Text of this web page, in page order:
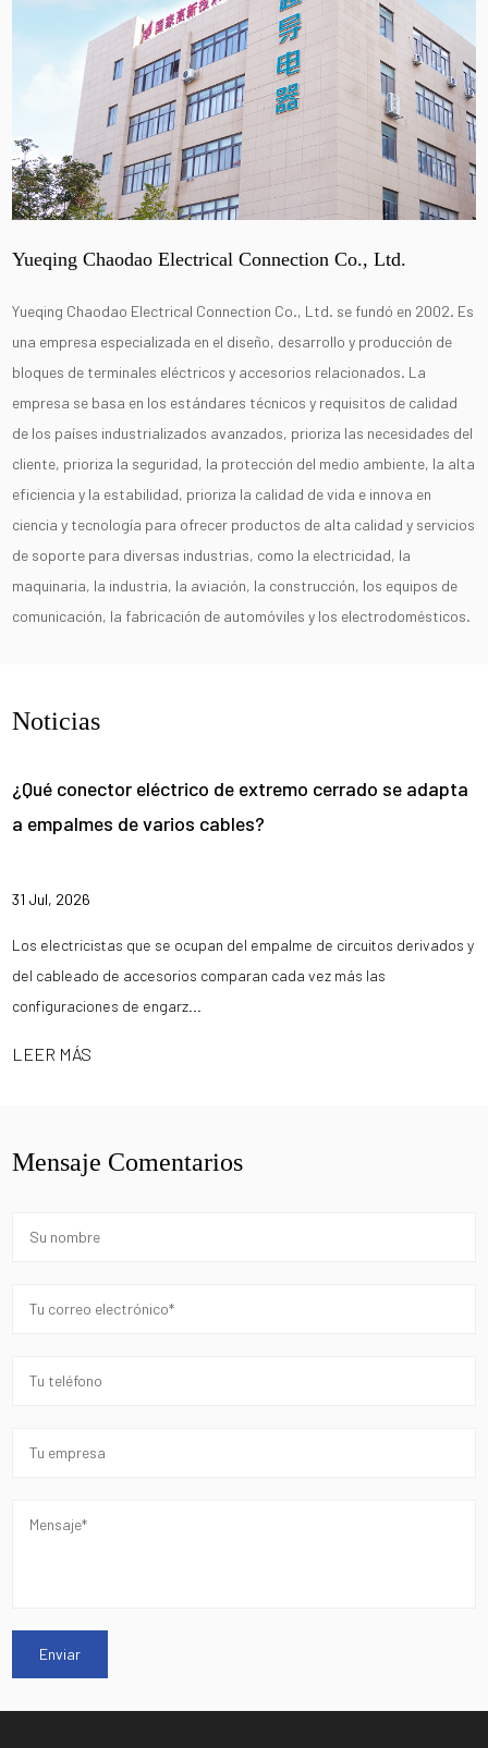
Yueqing Chaodao Electrical Connection Co., Ltd.
Yueqing Chaodao Electrical Connection Co., Ltd. se fundó en 2002. Es
una empresa especializada en el diseño, desarrollo y producción de
bloques de terminales eléctricos y accesorios relacionados. La
empresa se basa en los estándares técnicos y requisitos de calidad
de los países industrializados avanzados, prioriza las necesidades del
cliente, prioriza la seguridad, la protección del medio ambiente, la alta
eficiencia y la estabilidad, prioriza la calidad de vida e innova en
ciencia y tecnología para ofrecer productos de alta calidad y servicios
de soporte para diversas industrias, como la electricidad, la
maquinaria, la industria, la aviación, la construcción, los equipos de
comunicación, la fabricación de automóviles y los electrodomésticos.
Noticias
¿Qué conector eléctrico de extremo cerrado se adapta
a empalmes de varios cables?
31 Jul, 2026
Los electricistas que se ocupan del empalme de circuitos derivados y
del cableado de accesorios comparan cada vez más las
configuraciones de engarz...
LEER MÁS
Mensaje Comentarios